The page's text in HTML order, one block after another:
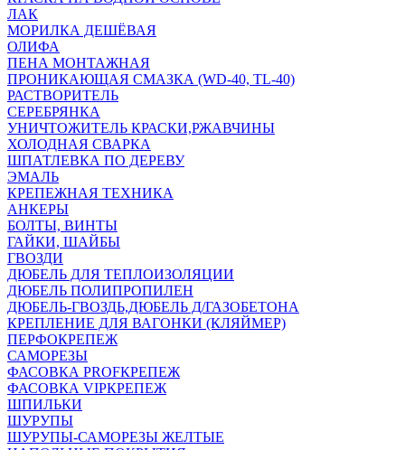
ЛАК
МОРИЛКА ДЕШЁВАЯ
ОЛИФА
ПЕНА МОНТАЖНАЯ
ПРОНИКАЮЩАЯ СМАЗКА (WD-40, TL-40)
РАСТВОРИТЕЛЬ
СЕРЕБРЯНКА
УНИЧТОЖИТЕЛЬ КРАСКИ,РЖАВЧИНЫ
ХОЛОДНАЯ СВАРКА
ШПАТЛЕВКА ПО ДЕРЕВУ
ЭМАЛЬ
КРЕПЕЖНАЯ ТЕХНИКА
АНКЕРЫ
БОЛТЫ, ВИНТЫ
ГАЙКИ, ШАЙБЫ
ГВОЗДИ
ДЮБЕЛЬ ДЛЯ ТЕПЛОИЗОЛЯЦИИ
ДЮБЕЛЬ ПОЛИПРОПИЛЕН
ДЮБЕЛЬ-ГВОЗДЬ,ДЮБЕЛЬ Д/ГАЗОБЕТОНА
КРЕПЛЕНИЕ ДЛЯ ВАГОНКИ (КЛЯЙМЕР)
ПЕРФОКРЕПЕЖ
САМОРЕЗЫ
ФАСОВКА PROFКРЕПЕЖ
ФАСОВКА VIPКРЕПЕЖ
ШПИЛЬКИ
ШУРУПЫ
ШУРУПЫ-САМОРЕЗЫ ЖЕЛТЫЕ